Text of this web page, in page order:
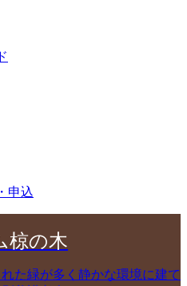
申込
椋の木
た緑が多く静かな環境に建て